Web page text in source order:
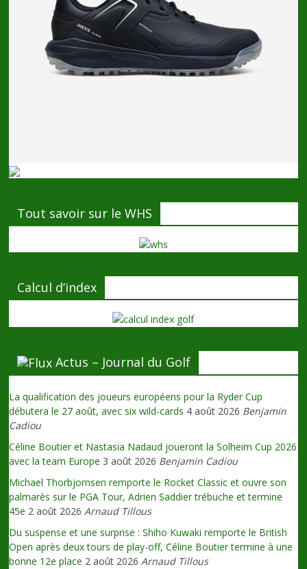
Tout savoir sur le WHS
Calcul d’index
Actus – Journal du Golf
La qualification des joueurs européens pour la Ryder Cup
débutera le 27 août, avec six wild-cards 4 août 2026 Benjamin
Cadiou
Céline Boutier et Nastasia Nadaud joueront la Solheim Cup 2026
avec la team Europe 3 août 2026 Benjamin Cadiou
Michael Thorbjornsen remporte le Rocket Classic et ouvre son
palmarès sur le PGA Tour, Adrien Saddier trébuche et termine
45e 2 août 2026 Arnaud Tillous
Du suspense et une surprise : Shiho Kuwaki remporte le British
Open après deux tours de play-off, Céline Boutier termine à une
bonne 12e place 2 août 2026 Arnaud Tillous